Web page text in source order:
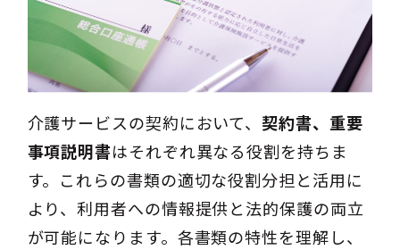
介護サービスの契約において、 契約書、重要
事項説明書はそれぞれ異なる役割を持ちま
す。これらの書類の適切な役割分担と活用に
より、利用者への情報提供と法的保護の両立
が可能になります。各書類の特性を理解し、